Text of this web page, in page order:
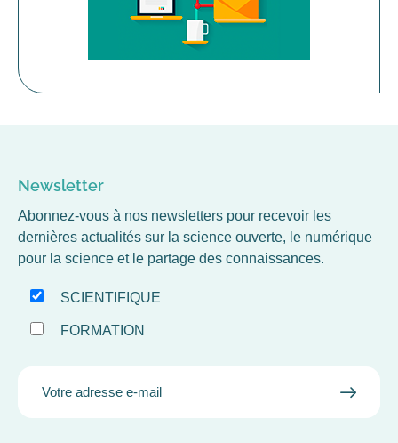
Newsletter
Abonnez-vous à nos newsletters pour recevoir les
dernières actualités sur la science ouverte, le numérique
pour la science et le partage des connaissances.
SCIENTIFIQUE
FORMATION